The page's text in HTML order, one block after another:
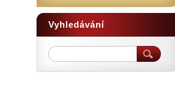
Vyhledávání